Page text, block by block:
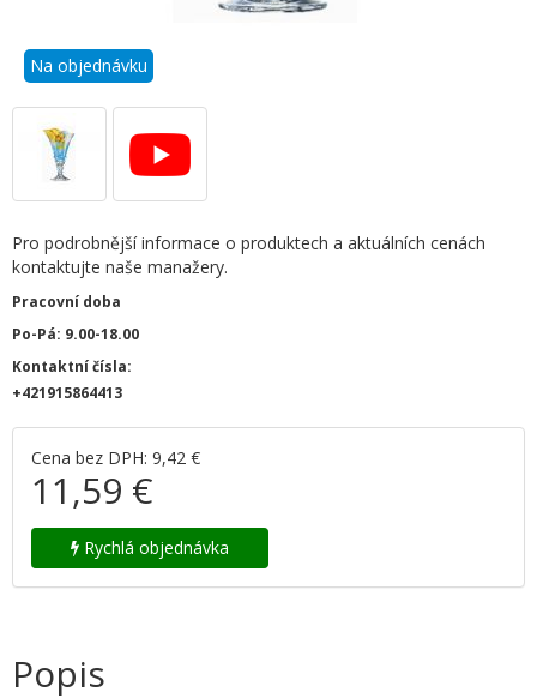
Na objednávku
Pro podrobnější informace o produktech a aktuálních cenách
kontaktujte naše manažery.
Pracovní doba
Po-Pá: 9.00-18.00
Kontaktní čísla:
+421915864413
Cena bez DPH: 9,42 €
11,59 €
Rychlá objednávka
Popis